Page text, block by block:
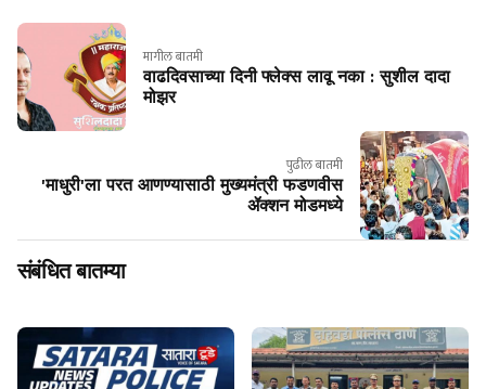
मागील बातमी
वाढदिवसाच्या दिनी फ्लेक्स लावू नका : सुशील दादा
मोझर
पुढील बातमी
'माधुरी'ला परत आणण्यासाठी मुख्यमंत्री फडणवीस
ॲक्शन मोडमध्ये
संबंधित बातम्या